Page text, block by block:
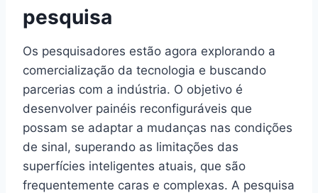
pesquisa
Os pesquisadores estão agora explorando a
comercialização da tecnologia e buscando
parcerias com a indústria. O objetivo é
desenvolver painéis reconfiguráveis que
possam se adaptar a mudanças nas condições
de sinal, superando as limitações das
superfícies inteligentes atuais, que são
frequentemente caras e complexas. A pesquisa